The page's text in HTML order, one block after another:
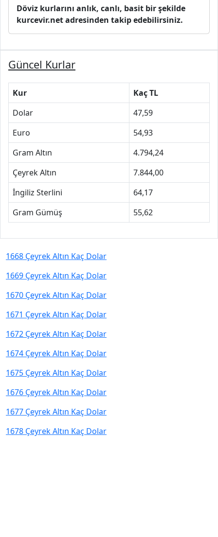
Döviz kurlarını anlık, canlı, basit bir şekilde
kurcevir.net adresinden takip edebilirsiniz.
Güncel Kurlar
Kur
Kaç TL
Dolar
47,59
Euro
54,93
Gram Altın
4.794,24
Çeyrek Altın
7.844,00
İngiliz Sterlini
64,17
Gram Gümüş
55,62
1668 Çeyrek Altın Kaç Dolar
1669 Çeyrek Altın Kaç Dolar
1670 Çeyrek Altın Kaç Dolar
1671 Çeyrek Altın Kaç Dolar
1672 Çeyrek Altın Kaç Dolar
1674 Çeyrek Altın Kaç Dolar
1675 Çeyrek Altın Kaç Dolar
1676 Çeyrek Altın Kaç Dolar
1677 Çeyrek Altın Kaç Dolar
1678 Çeyrek Altın Kaç Dolar